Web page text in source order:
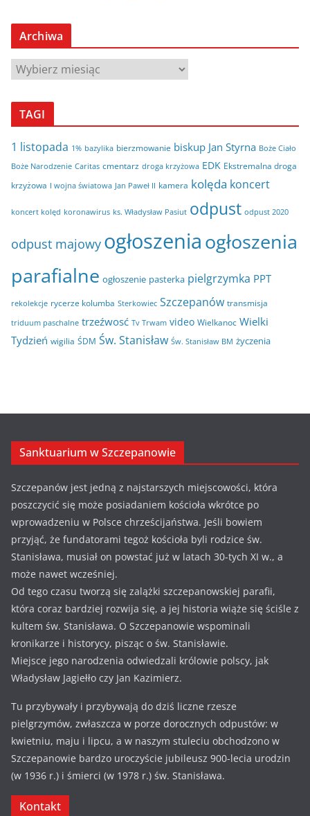
Archiwa
A
c
w
a
TAGI
1 listopada 1% bazylika bierzmowanie biskup Jan Styrna Boże Ciało
Boże Narodzenie Caritas cmentarz droga krzyżowa EDK Ekstremalna droga
krzyżowa I wojna światowa Jan Paweł II kamera kolęda koncert
koncert kolęd koronawirus ks. Władysław Pasiut odpust odpust 2020
odpust majowy ogłoszeniaogłoszenia
parafialne ogłoszenie pasterka pielgrzymka PPT
rekolekcje rycerze kolumba Sterkowiec Szczepanów transmisja
triduum paschalne trzeźwosć Tv Trwam video Wielkanoc Wielki
Tydzień wigilia ŚDM Św. Stanisław Św. Stanisław BM życzenia
Sanktuarium w Szczepanowie
Szczepanów jest jedną z najstarszych miejscowości, która
poszczycić się może posiadaniem kościoła wkrótce po
wprowadzeniu w Polsce chrześcijaństwa. Jeśli bowiem
przyjąć, że fundatorami tegoż kościoła byli rodzice św.
Stanisława, musiał on powstać już w latach 30-tych XI w., a
może nawet wcześniej.
Od tego czasu tworzą się zalążki szczepanowskiej parafii,
która coraz bardziej rozwija się, a jej historia wiąże się ściśle z
kultem św. Stanisława. O Szczepanowie wspominali
kronikarze i historycy, pisząc o św. Stanisławie.
Miejsce jego narodzenia odwiedzali królowie polscy, jak
Władysław Jagiełło czy Jan Kazimierz.
Tu przybywały i przybywają do dziś liczne rzesze
pielgrzymów, zwłaszcza w porze dorocznych odpustów: w
kwietniu, maju i lipcu, a w naszym stuleciu obchodzono w
Szczepanowie bardzo uroczyście jubileusz 900-lecia urodzin
(w 1936 r.) i śmierci (w 1978 r.) św. Stanisława.
Kontakt